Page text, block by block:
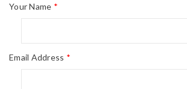
Your Name *
Email Address *